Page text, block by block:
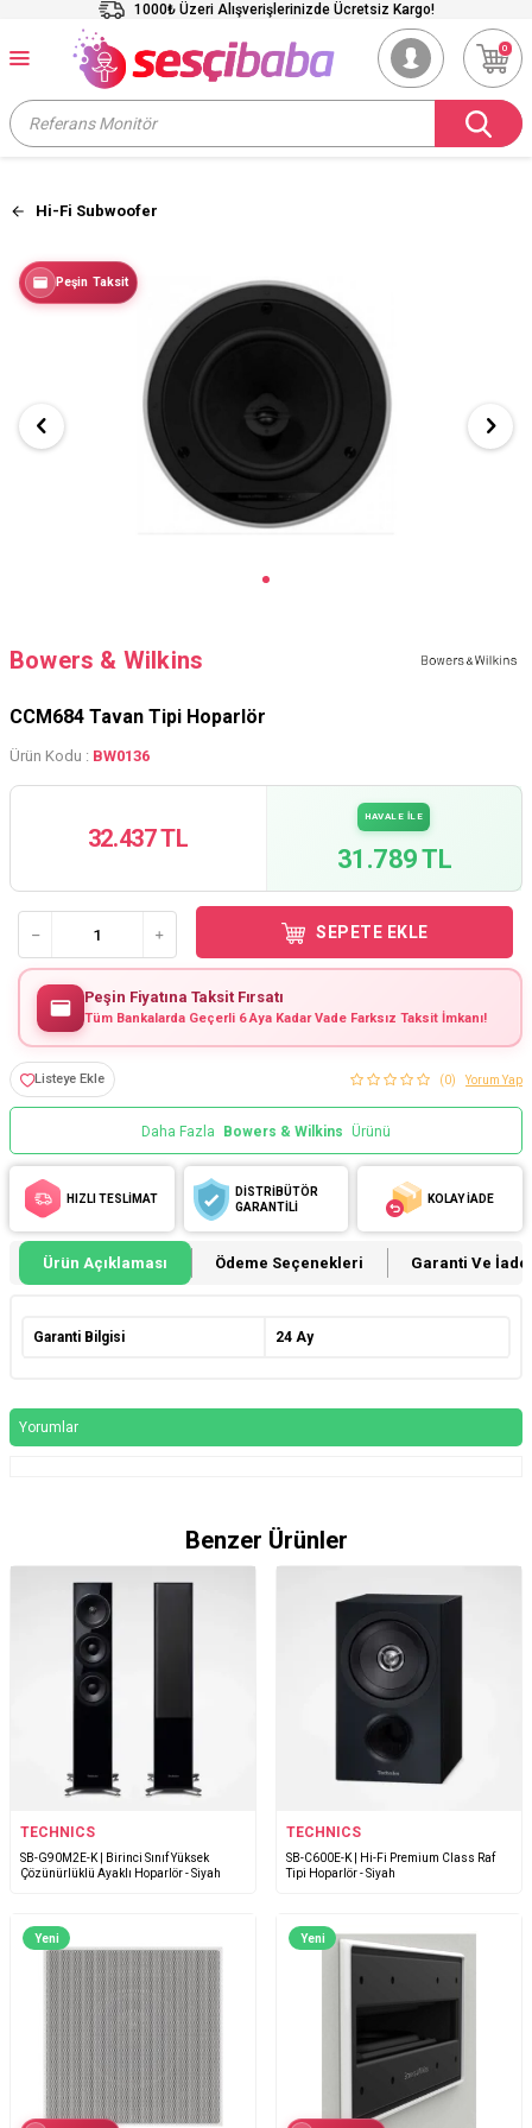
1000₺ Üzeri Alışverişlerinizde Ücretsiz Kargo!
0
Hi-Fi Subwoofer
Peşin Taksit
Bowers & Wilkins
CCM684 Tavan Tipi Hoparlör
Ürün Kodu : BW0136
32.437 TL
HAVALE İLE
31.789 TL
SEPETE EKLE
Peşin Fiyatına Taksit Fırsatı
Tüm Bankalarda Geçerli 6 Aya Kadar Vade Farksız Taksit İmkanı!
Listeye Ekle (0) Yorum Yap
Daha Fazla Bowers & Wilkins Ürünü
HIZLI TESLİMAT
DİSTRİBÜTÖR
GARANTİLİ
KOLAY İADE
Ürün Açıklaması Ödeme Seçenekleri Garanti Ve İade
Garanti Bilgisi 24 Ay
Yorumlar
Benzer Ürünler
TECHNICS
SB-G90M2E-K | Birinci Sınıf Yüksek
Çözünürlüklü Ayaklı Hoparlör - Siyah
TECHNICS
SB-C600E-K | Hi-Fi Premium Class Raf
Tipi Hoparlör - Siyah
Yeni Yeni